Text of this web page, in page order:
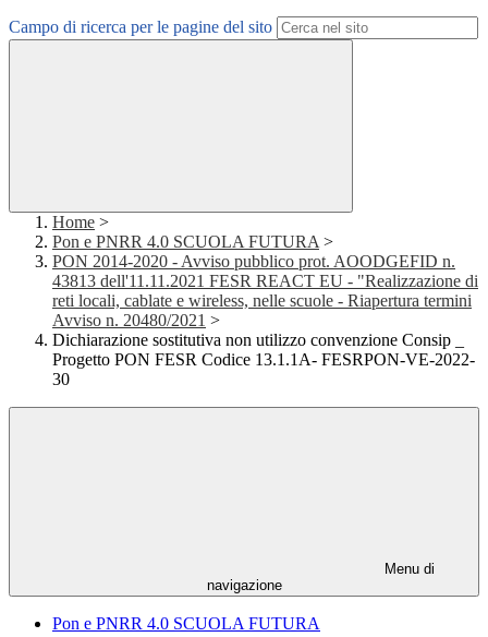
Campo di ricerca per le pagine del sito
Home >
Pon e PNRR 4.0 SCUOLA FUTURA >
PON 2014-2020 - Avviso pubblico prot. AOODGEFID n.
43813 dell'11.11.2021 FESR REACT EU - "Realizzazione di
reti locali, cablate e wireless, nelle scuole - Riapertura termini
Avviso n. 20480/2021 >
Dichiarazione sostitutiva non utilizzo convenzione Consip _
Progetto PON FESR Codice 13.1.1A- FESRPON-VE-2022-
30
Menu di
navigazione
Pon e PNRR 4.0 SCUOLA FUTURA